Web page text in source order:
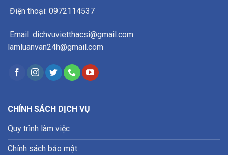
Điện thoại: 0972114537
Email: dichvuvietthacsi@gmail.com
lamluanvan24h@gmail.com
CHÍNH SÁCH DỊCH VỤ
Quy trình làm việc
Chính sách bảo mật